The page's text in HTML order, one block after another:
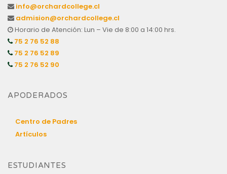
info@orchardcollege.cl
admision@orchardcollege.cl
Horario de Atención: Lun – Vie de 8:00 a 14:00 hrs.
75 2 76 52 88
75 2 76 52 89
75 2 76 52 90
APODERADOS
Centro de Padres
Artículos
ESTUDIANTES